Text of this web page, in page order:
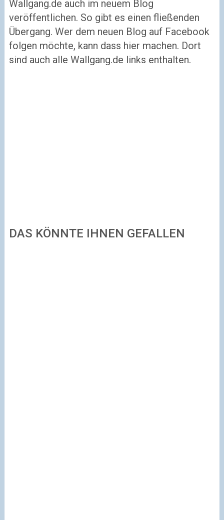
Wallgang.de auch im neuem Blog
veröffentlichen. So gibt es einen fließenden
Übergang. Wer dem neuen Blog auf Facebook
folgen möchte, kann dass hier machen. Dort
sind auch alle Wallgang.de links enthalten.
DAS KÖNNTE IHNEN GEFALLEN